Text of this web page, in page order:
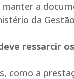
a
da
ressarcir
como a